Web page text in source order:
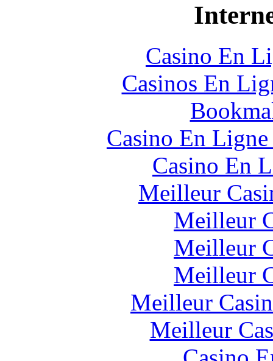
Casino En
Casinos En
Casino En
Casino En
Meilleur
Meilleur
Meilleur
Meilleur
Meilleur
Meilleur